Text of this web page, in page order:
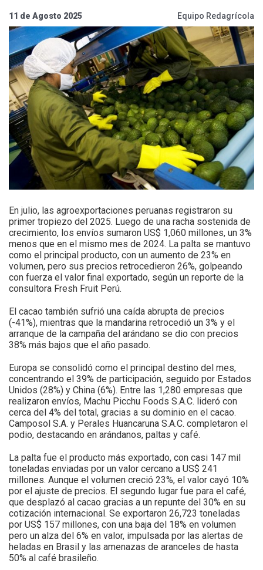
11 de Agosto 2025 Equipo Redagrícola
En julio, las agroexportaciones peruanas registraron su
primer tropiezo del 2025. Luego de una racha sostenida de
crecimiento, los envíos sumaron US$ 1,060 millones, un 3%
menos que en el mismo mes de 2024. La palta se mantuvo
como el principal producto, con un aumento de 23% en
volumen, pero sus precios retrocedieron 26%, golpeando
con fuerza el valor final exportado, según un reporte de la
consultora Fresh Fruit Perú.
El cacao también sufrió una caída abrupta de precios
(-41%), mientras que la mandarina retrocedió un 3% y el
arranque de la campaña del arándano se dio con precios
38% más bajos que el año pasado.
Europa se consolidó como el principal destino del mes,
concentrando el 39% de participación, seguido por Estados
Unidos (28%) y China (6%). Entre las 1,280 empresas que
realizaron envíos, Machu Picchu Foods S.A.C. lideró con
cerca del 4% del total, gracias a su dominio en el cacao.
Camposol S.A. y Perales Huancaruna S.A.C. completaron el
podio, destacando en arándanos, paltas y café.
La palta fue el producto más exportado, con casi 147 mil
toneladas enviadas por un valor cercano a US$ 241
millones. Aunque el volumen creció 23%, el valor cayó 10%
por el ajuste de precios. El segundo lugar fue para el café,
que desplazó al cacao gracias a un repunte del 30% en su
cotización internacional. Se exportaron 26,723 toneladas
por US$ 157 millones, con una baja del 18% en volumen
pero un alza del 6% en valor, impulsada por las alertas de
heladas en Brasil y las amenazas de aranceles de hasta
50% al café brasileño.